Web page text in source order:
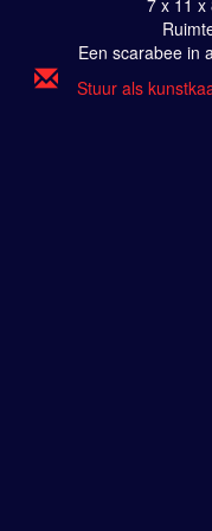
7 x 11 x
Een scarabee in
Stuur als